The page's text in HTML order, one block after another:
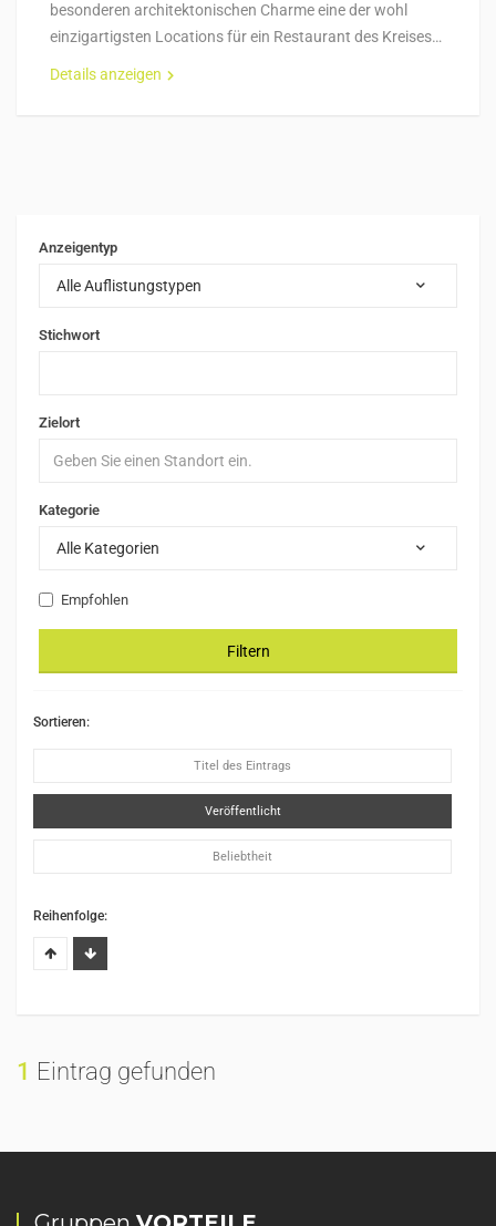
besonderen architektonischen Charme eine der wohl
einzigartigsten Locations für ein Restaurant des Kreises…
Details anzeigen
Anzeigentyp
Alle Auflistungstypen
Stichwort
Zielort
Kategorie
Alle Kategorien
Empfohlen
Filtern
Sortieren:
Titel des Eintrags
Veröffentlicht
Beliebtheit
Reihenfolge:
1 Eintrag gefunden